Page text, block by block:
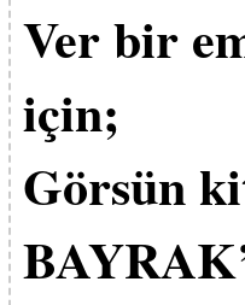
Ver bir
için;
Görsün